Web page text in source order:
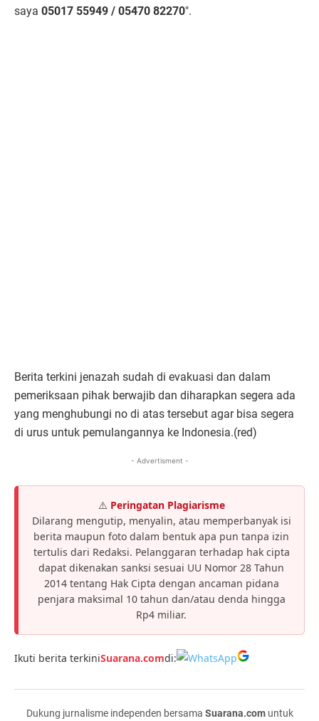
saya 05017 55949 / 05470 82270".
Berita terkini jenazah sudah di evakuasi dan dalam
pemeriksaan pihak berwajib dan diharapkan segera ada
yang menghubungi no di atas tersebut agar bisa segera
di urus untuk pemulangannya ke Indonesia.(red)
- Advertisment -
⚠️ Peringatan Plagiarisme
Dilarang mengutip, menyalin, atau memperbanyak isi
berita maupun foto dalam bentuk apa pun tanpa izin
tertulis dari Redaksi. Pelanggaran terhadap hak cipta
dapat dikenakan sanksi sesuai UU Nomor 28 Tahun
2014 tentang Hak Cipta dengan ancaman pidana
penjara maksimal 10 tahun dan/atau denda hingga
Rp4 miliar.
Ikuti berita terkiniSuarana.comdi:
Dukung jurnalisme independen bersama Suarana.comuntuk